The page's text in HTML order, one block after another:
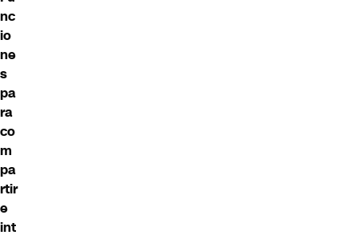
nc
io
ne
s
pa
ra
co
m
pa
rtir
e
int